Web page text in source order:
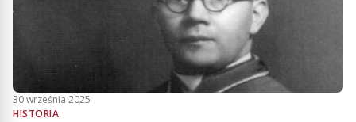
30 września 2025
HISTORIA